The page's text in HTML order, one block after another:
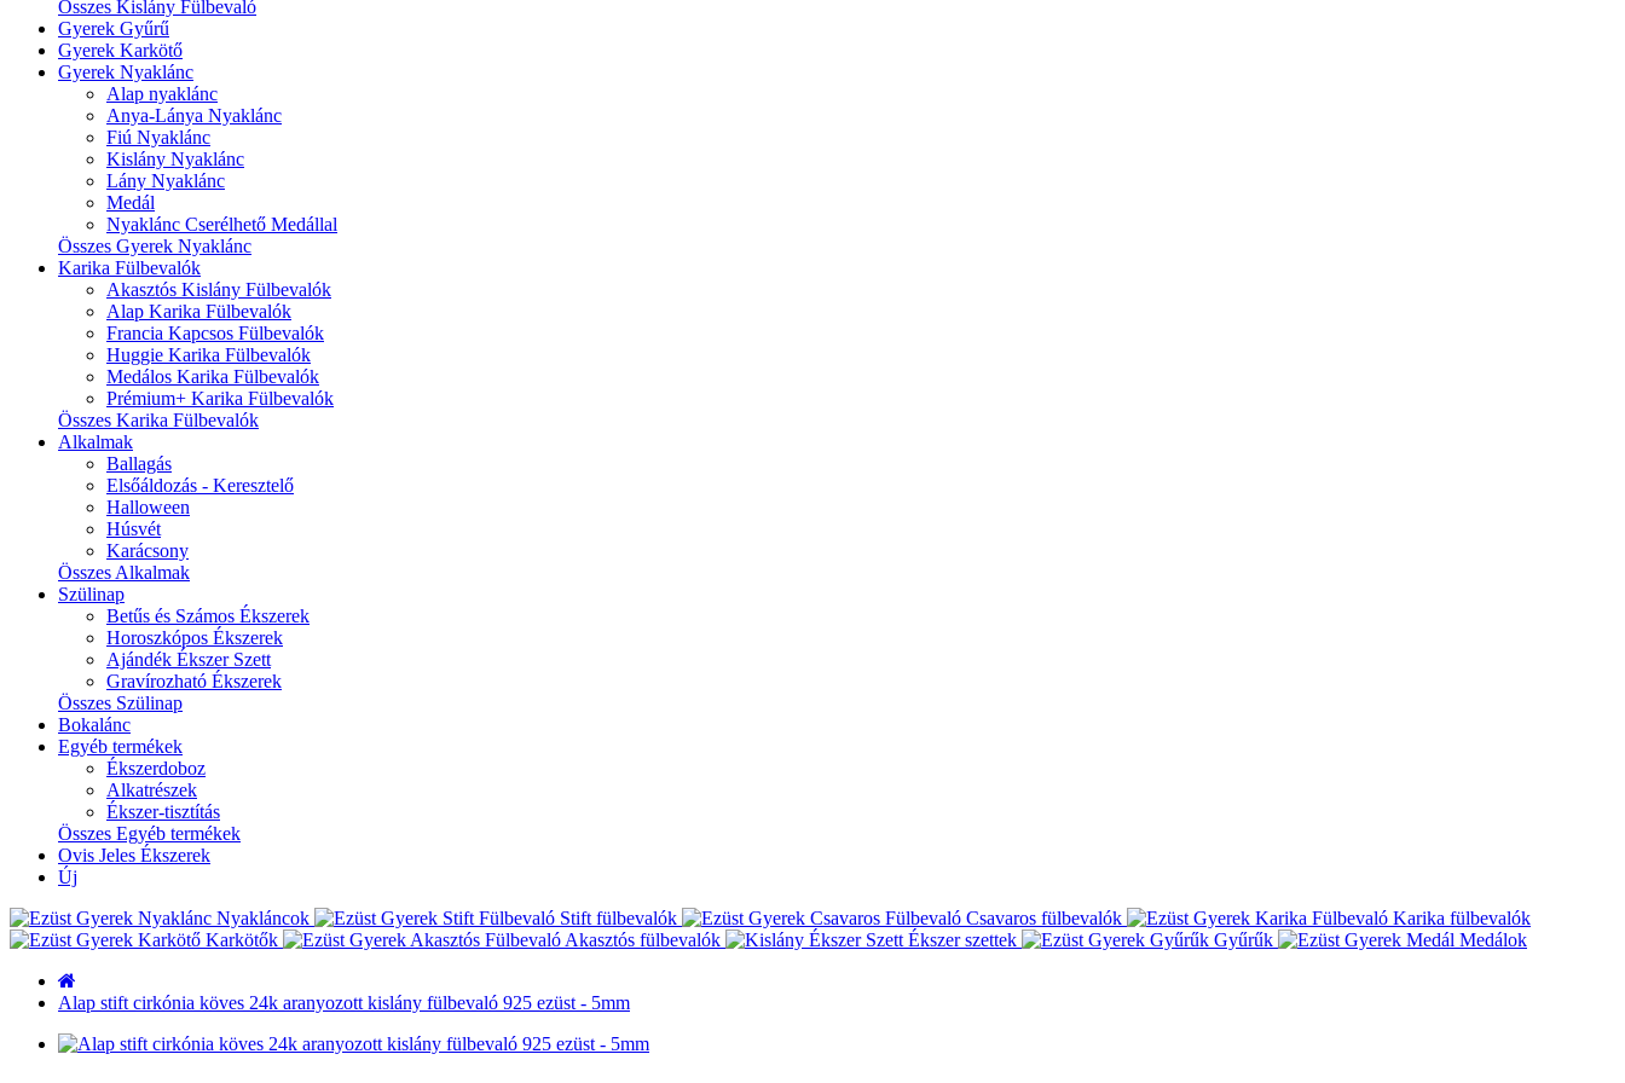
Összes Kislány Fülbevaló
Gyerek Gyűrű
Gyerek Karkötő
Gyerek Nyaklánc
Alap nyaklánc
Anya-Lánya Nyaklánc
Fiú Nyaklánc
Kislány Nyaklánc
Lány Nyaklánc
Medál
Nyaklánc Cserélhető Medállal
Összes Gyerek Nyaklánc
Karika Fülbevalók
Akasztós Kislány Fülbevalók
Alap Karika Fülbevalók
Francia Kapcsos Fülbevalók
Huggie Karika Fülbevalók
Medálos Karika Fülbevalók
Prémium+ Karika Fülbevalók
Összes Karika Fülbevalók
Alkalmak
Ballagás
Elsőáldozás - Keresztelő
Halloween
Húsvét
Karácsony
Összes Alkalmak
Szülinap
Betűs és Számos Ékszerek
Horoszkópos Ékszerek
Ajándék Ékszer Szett
Gravírozható Ékszerek
Összes Szülinap
Bokalánc
Egyéb termékek
Ékszerdoboz
Alkatrészek
Ékszer-tisztítás
Összes Egyéb termékek
Ovis Jeles Ékszerek
Új
Nyakláncok
Stift fülbevalók Csavaros fülbevalók
Karika fülbevalók
Karkötők
Akasztós fülbevalók Ékszer szettek Gyűrűk Medálok
Alap stift cirkónia köves 24k aranyozott kislány fülbevaló 925 ezüst - 5mm